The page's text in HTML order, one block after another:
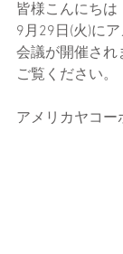
皆様こんにちは
9月29日(火)に
会議が開催され
ご覧ください。
アメリカヤコ